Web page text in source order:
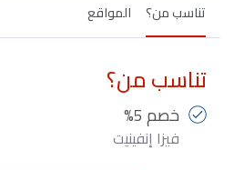
تناسب من؟ المواقع
تناسب من؟
خصم 5%
فيزا إنفينيت